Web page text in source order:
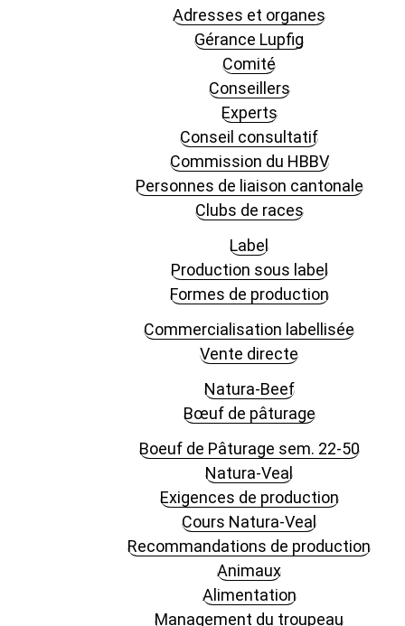
Adresses et organes
Gérance Lupfig
Comité
Conseillers
Experts
Conseil consultatif
Commission du HBBV
Personnes de liaison cantonale
Clubs de races
Label
Production sous label
Formes de production
Commercialisation labellisée
Vente directe
Natura-Beef
Bœuf de pâturage
Boeuf de Pâturage sem. 22-50
Natura-Veal
Exigences de production
Cours Natura-Veal
Recommandations de production
Animaux
Alimentation
Management du troupeau